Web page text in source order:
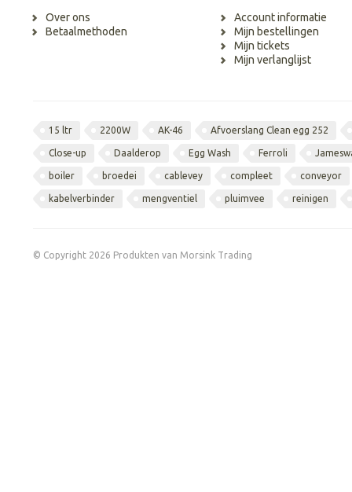
Over ons
Betaalmethoden
Account informatie
Mijn bestellingen
Mijn tickets
Mijn verlanglijst
15 ltr 2200W AK-46 Afvoerslang Clean egg 252
Close-up Daalderop Egg Wash Ferroli
boiler broedei cablevey compleet conveyor
kabelverbinder mengventiel pluimvee reinigen
© Copyright 2026 Produkten van Morsink Trading